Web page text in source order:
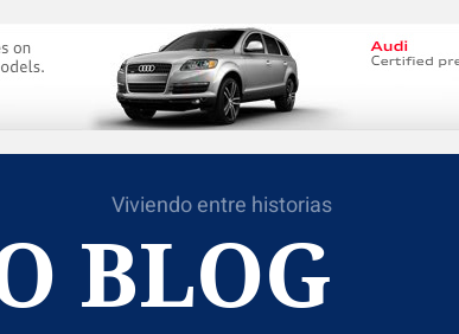
Viviendo entre historias
BLOG